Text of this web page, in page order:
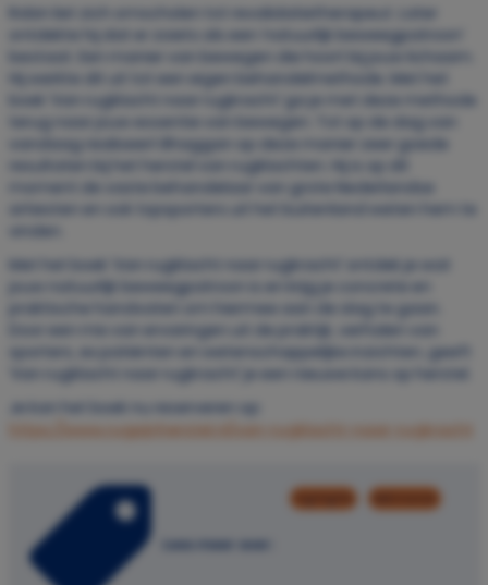
Robin liet zich omscholen tot revalidatietherapeut. Later
ontdekte hij dat er zoiets als een ‘natuurlijk beweegpatroon’
bestaat. Een manier van bewegen die hoort bij jouw lichaam.
Hij werkte dit uit tot een eigen behandelmethode. Met het
boek ‘Van rugklacht naar rugkracht’ ga je met deze methode
terug naar jouw essentie van bewegen. Tot op de dag van
vandaag realiseert Bhaggan op deze manier zeer goede
resultaten bij het herstel van rugklachten. Hij is op dit
moment de vaste behandelaar van grote Nederlandse
artiesten en ook topsporters uit het buitenland weten hem te
vinden.
Met het boek ‘Van rugklacht naar rugkracht’ ontdek je wat
jouw natuurlijk beweegpatroon is en krijg je concrete en
praktische handvaten om hiermee aan de slag te gaan.
Door een mix van ervaringen uit de praktijk, verhalen van
sporters, ex patiënten en wetenschappelijke inzichten, geeft
‘Van rugklacht naar rugkracht’ je een nieuwe kans op herstel.
Je kan het boek nu reserveren op:
https://www.rugpijnherstel.nl/van-rugklacht-naar-rugkracht
Lees meer over: